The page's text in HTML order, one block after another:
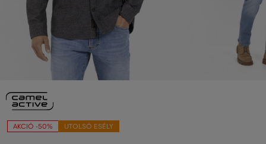
AKCIÓ -50% UTOLSÓ ESÉLY